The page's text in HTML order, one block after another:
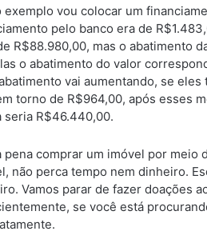
exemplo vou colocar um
pelo banco era de
R$88.980,00, mas o abatimento
o abatimento do valor
vai aumentando, se
torno de R$964,00, após esses
seria R$46.440,00.
pena comprar um imóvel por meio
não perca tempo nem dinheiro.
Vamos parar de fazer doações
se você está